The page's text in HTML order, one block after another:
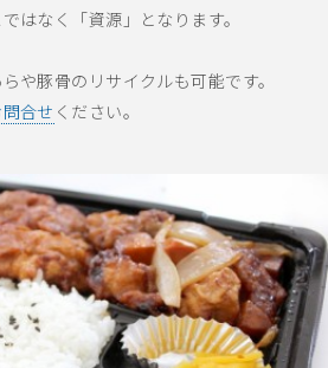
はなく「資源」となります。
や豚骨のリサイクルも可能です。
問合せ ください。